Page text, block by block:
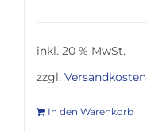
inkl. 20 % MwSt.
zzgl. Versandkosten
In den Warenkorb